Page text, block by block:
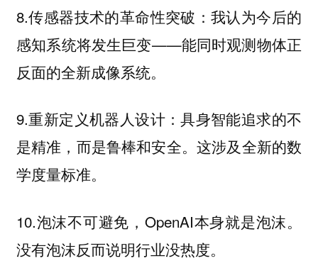
8.传感器技术的革命性突破：我认为今后的
感知系统将发生巨变——能同时观测物体正
反面的全新成像系统。
9.重新定义机器人设计：具身智能追求的不
是精准，而是鲁棒和安全。这涉及全新的数
学度量标准。
10.泡沫不可避免，OpenAI本身就是泡沫。
没有泡沫反而说明行业没热度。